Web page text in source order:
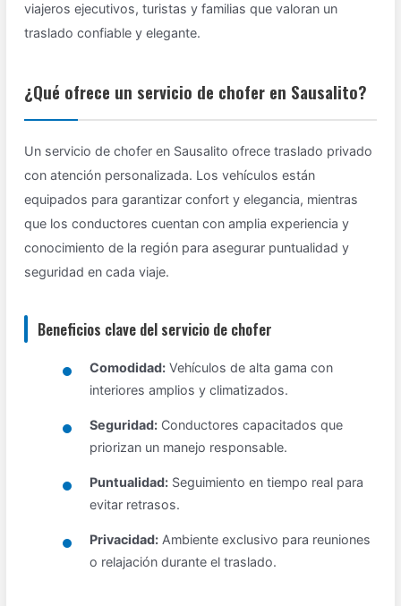
viajeros ejecutivos, turistas y familias que valoran un
traslado confiable y elegante.
¿Qué ofrece un servicio de chofer en Sausalito?
Un servicio de chofer en Sausalito ofrece traslado privado
con atención personalizada. Los vehículos están
equipados para garantizar confort y elegancia, mientras
que los conductores cuentan con amplia experiencia y
conocimiento de la región para asegurar puntualidad y
seguridad en cada viaje.
Beneficios clave del servicio de chofer
Comodidad: Vehículos de alta gama con
interiores amplios y climatizados.
Seguridad: Conductores capacitados que
priorizan un manejo responsable.
Puntualidad: Seguimiento en tiempo real para
evitar retrasos.
Privacidad: Ambiente exclusivo para reuniones
o relajación durante el traslado.